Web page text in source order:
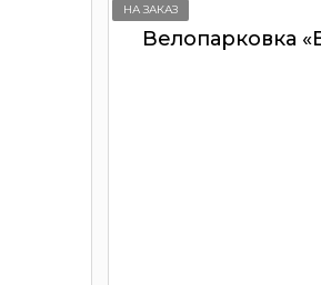
Велопарковка
НА ЗАКАЗ